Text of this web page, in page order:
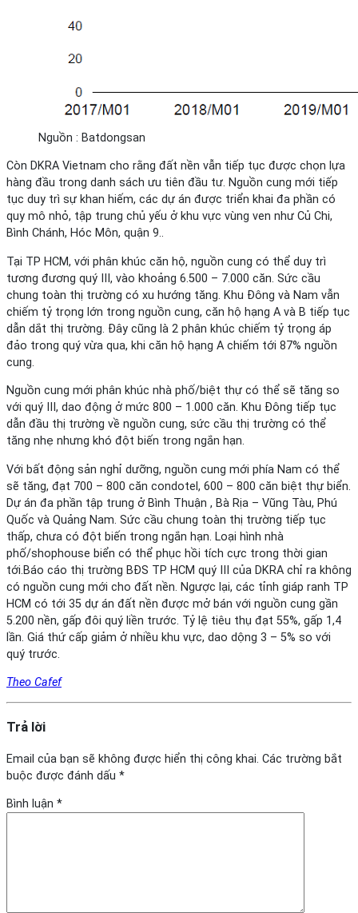
Nguồn : Batdongsan
Còn DKRA Vietnam cho rằng đất nền vẫn tiếp tục được chọn lựa
hàng đầu trong danh sách ưu tiên đầu tư. Nguồn cung mới tiếp
tục duy trì sự khan hiếm, các dự án được triển khai đa phần có
quy mô nhỏ, tập trung chủ yếu ở khu vực vùng ven như Củ Chi,
Bình Chánh, Hóc Môn, quận 9..
Tại TP HCM, với phân khúc căn hộ, nguồn cung có thể duy trì
tương đương quý III, vào khoảng 6.500 – 7.000 căn. Sức cầu
chung toàn thị trường có xu hướng tăng. Khu Đông và Nam vẫn
chiếm tỷ trọng lớn trong nguồn cung, căn hộ hạng A và B tiếp tục
dẫn dắt thị trường. Đây cũng là 2 phân khúc chiếm tỷ trọng áp
đảo trong quý vừa qua, khi căn hộ hạng A chiếm tới 87% nguồn
cung.
Nguồn cung mới phân khúc nhà phố/biệt thự có thể sẽ tăng so
với quý III, dao động ở mức 800 – 1.000 căn. Khu Đông tiếp tục
dẫn đầu thị trường về nguồn cung, sức cầu thị trường có thể
tăng nhẹ nhưng khó đột biến trong ngắn hạn.
Với bất động sản nghỉ dưỡng, nguồn cung mới phía Nam có thể
sẽ tăng, đạt 700 – 800 căn condotel, 600 – 800 căn biệt thự biển.
Dự án đa phần tập trung ở Bình Thuận , Bà Rịa – Vũng Tàu, Phú
Quốc và Quảng Nam. Sức cầu chung toàn thị trường tiếp tục
thấp, chưa có đột biến trong ngắn hạn. Loại hình nhà
phố/shophouse biển có thể phục hồi tích cực trong thời gian
tới.Báo cáo thị trường BĐS TP HCM quý III của DKRA chỉ ra không
có nguồn cung mới cho đất nền. Ngược lại, các tỉnh giáp ranh TP
HCM có tới 35 dự án đất nền được mở bán với nguồn cung gần
5.200 nền, gấp đôi quý liền trước. Tỷ lệ tiêu thụ đạt 55%, gấp 1,4
lần. Giá thứ cấp giảm ở nhiều khu vực, dao dộng 3 – 5% so với
quý trước.
Theo Cafef
Trả lời
Email của bạn sẽ không được hiển thị công khai. Các trường bắt
buộc được đánh dấu *
Bình luận *